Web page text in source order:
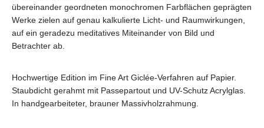
übereinander geordneten monochromen Farbflächen geprägten
Werke zielen auf genau kalkulierte Licht- und Raumwirkungen,
auf ein geradezu meditatives Miteinander von Bild und
Betrachter ab.
Hochwertige Edition im Fine Art Giclée-Verfahren auf Papier.
Staubdicht gerahmt mit Passepartout und UV-Schutz Acrylglas.
In handgearbeiteter, brauner Massivholzrahmung.